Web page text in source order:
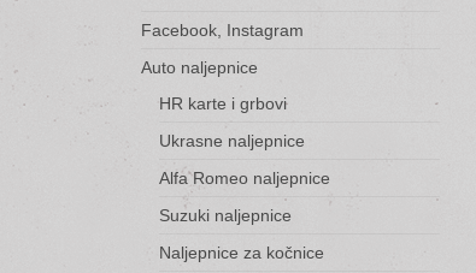
Facebook, Instagram
Auto naljepnice
HR karte i grbovi
Ukrasne naljepnice
Alfa Romeo naljepnice
Suzuki naljepnice
Naljepnice za kočnice